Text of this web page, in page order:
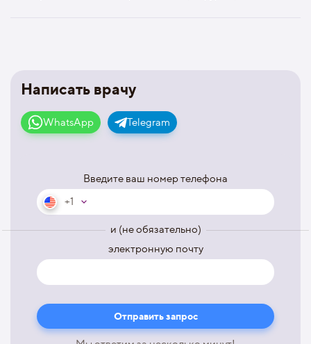
Написать врачу
WhatsApp Telegram
Введите ваш номер телефона
+1
и (не обязательно)
электронную почту